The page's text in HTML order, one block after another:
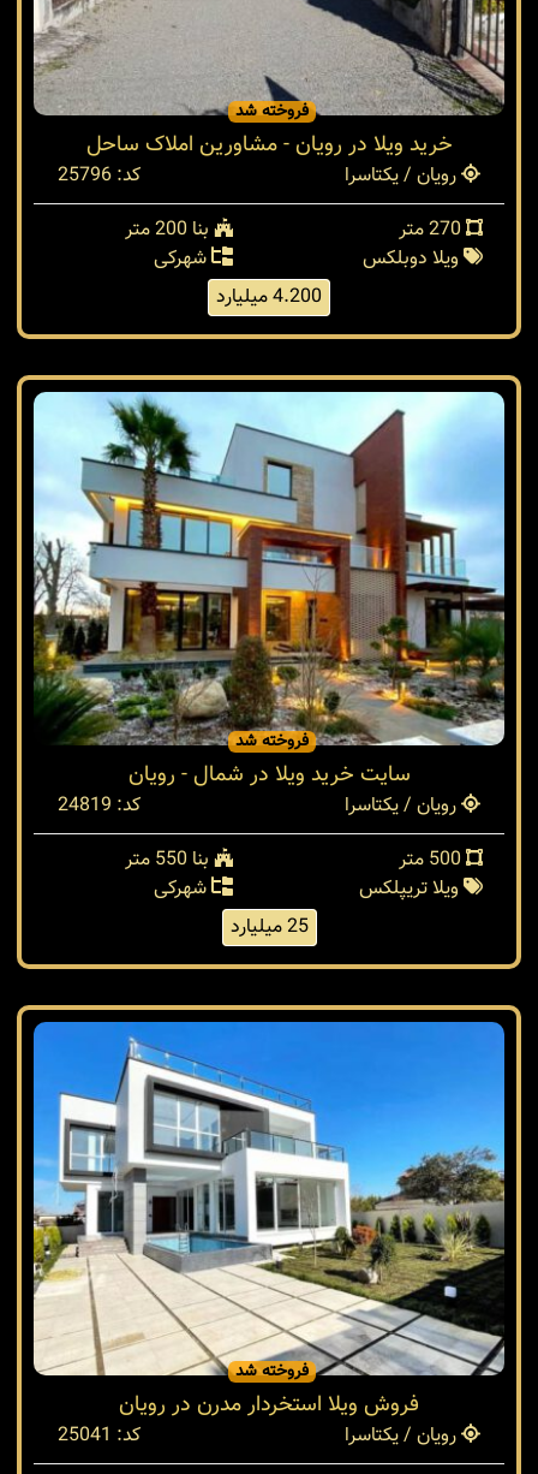
فروخته شد
خرید ویلا در رویان - مشاورین املاک ساحل
رویان / یکتاسرا
کد: 25796
بنا 200 متر
ویلا دوبلکس
شهرکی
4.200 میلیارد
فروخته شد
سایت خرید ویلا در شمال - رویان
رویان / یکتاسرا
کد: 24819
بنا 550 متر
ویلا تریپلکس
شهرکی
25 میلیارد
فروخته شد
فروش ویلا استخردار مدرن در رویان
رویان / یکتاسرا
کد: 25041